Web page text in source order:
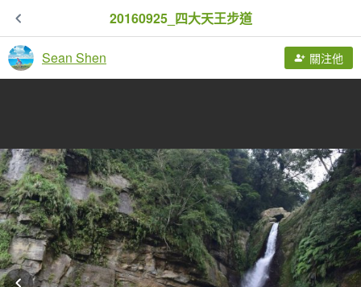
20160925_四大天王步道
Sean Shen 關注他